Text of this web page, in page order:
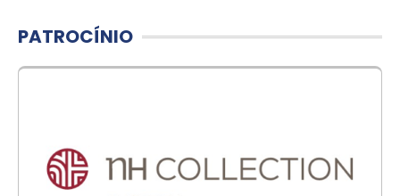
PATROCÍNIO